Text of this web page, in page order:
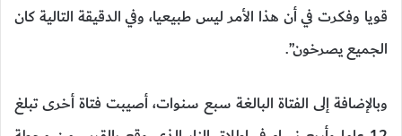
قويا وفكرت في أن هذا الأمر ليس طبيعيا، وفي الدقيقة التالية كان
الجميع يصرخون”.
وبالإضافة إلى الفتاة البالغة سبع سنوات، أصيبت فتاة أخرى تبلغ